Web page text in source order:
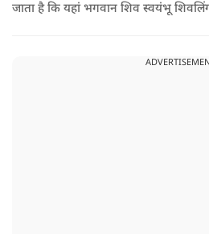
जाता है कि यहां भगवान शिव स्वयंभू
का बुलावा होता है, वही यहां तक पहुंच पाता